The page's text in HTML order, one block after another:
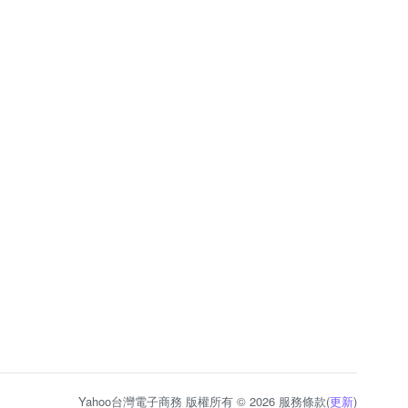
Yahoo台灣電子商務 版權所有 © 2026 服務條款(更新)